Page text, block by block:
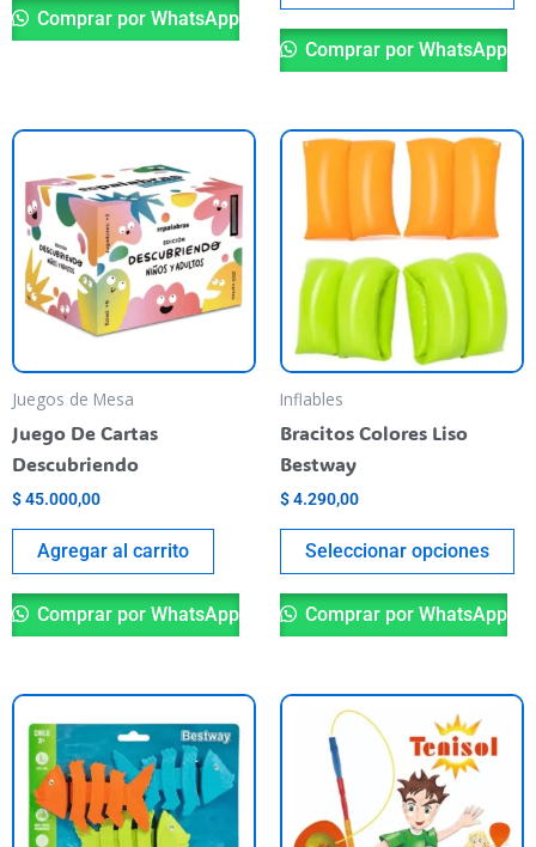
producto
Comprar por WhatsApp
Comprar por WhatsApp
Juegos de Mesa
Juego De Cartas
Descubriendo
$45.000,00
Agregar al carrito
Comprar por WhatsApp
Inflables
Bracitos Colores Liso
Bestway
$4.290,00
Seleccionar opciones
se
Comprar por WhatsApp
Este
variantes.